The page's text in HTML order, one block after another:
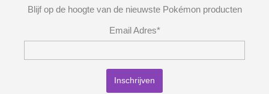
Blijf op de hoogte van de nieuwste Pokémon producten
Email Adres*